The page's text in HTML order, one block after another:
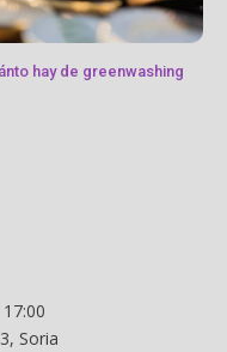
hay de greenwashing
17:00
Soria